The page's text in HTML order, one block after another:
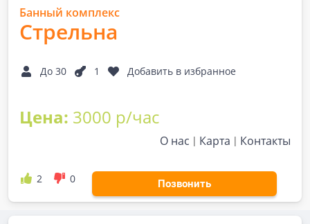
Банный комплекс
Стрельна
До 30 1 Добавить в избранное
Цена: 3000 р/час
О нас Карта Контакты
2 0 Позвонить